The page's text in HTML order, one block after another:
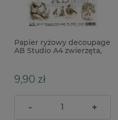
Papier ryżowy decoupage
AB Studio A4 zwierzęta,
9,90 zł
- +